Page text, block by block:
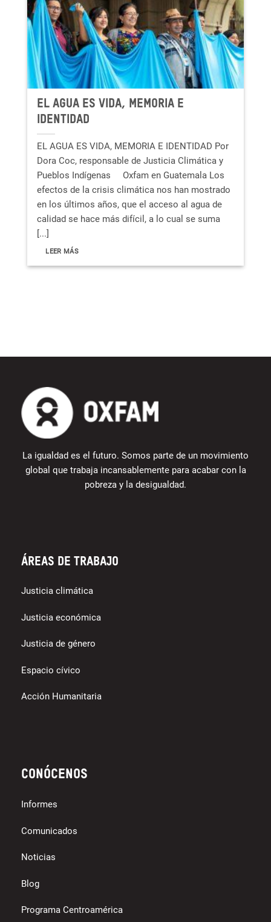
EL AGUA ES VIDA, MEMORIA E
IDENTIDAD
EL AGUA ES VIDA, MEMORIA E IDENTIDAD Por
Dora Coc, responsable de Justicia Climática y
Pueblos Indígenas Oxfam en Guatemala Los
efectos de la crisis climática nos han mostrado
en los últimos años, que el acceso al agua de
calidad se hace más difícil, a lo cual se suma
[...]
LEER MÁS
La igualdad es el futuro. Somos parte de un movimiento
global que trabaja incansablemente para acabar con la
pobreza y la desigualdad.
Áreas de trabajo
Justicia climática
Justicia económica
Justicia de género
Espacio cívico
Acción Humanitaria
Conócenos
Informes
Comunicados
Noticias
Blog
Programa Centroamérica